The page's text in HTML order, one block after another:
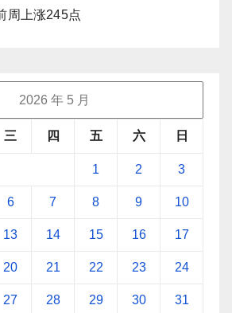
周上涨245点
2026 年 5 月
三 四 五 六 日
1 2 3
6 7 8 9 10
13 14 15 16 17
20 21 22 23 24
27 28 29 30 31